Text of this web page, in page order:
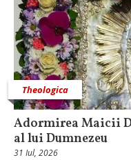
Theologica
Adormirea Maicii
al lui Dumnezeu
31 Iul, 2026